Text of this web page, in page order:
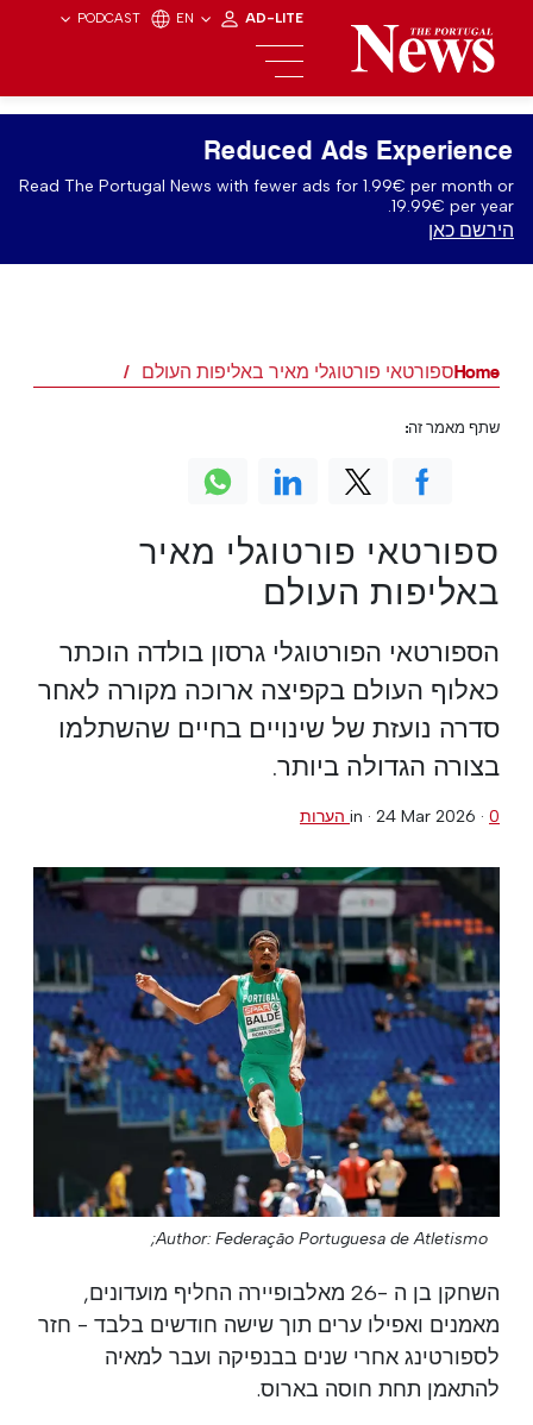
PODCAST EN AD-LITE
Reduced Ads Experience
Read The Portugal News with fewer ads for 1.99€ per month or
19.99€ per year.
הירשם כאן
Homeספורטאי פורטוגלי מאיר באליפות העולם
ספורטאי פורטוגלי מאיר
באליפות העולם
הספורטאי הפורטוגלי גרסון בולדה הוכתר
כאלוף העולם בקפיצה ארוכה מקורה לאחר
סדרה נועזת של שינויים בחיים שהשתלמו
בצורה הגדולה ביותר.
in · 24 Mar 2026 · 0 הערות
Author: Federação Portuguesa de Atletismo;
השחקן בן ה -26 מאלבופיירה החליף מועדונים,
מאמנים ואפילו ערים תוך שישה חודשים בלבד - חזר
לספורטינג אחרי שנים בבנפיקה ועבר למאיה
להתאמן תחת חוסה בארוס.
שתף מאמר זה: